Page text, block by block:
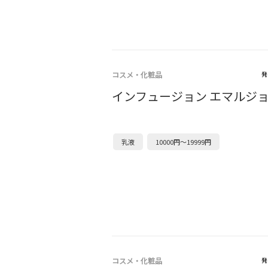
コスメ・化粧品
インフュージョン エマルジ
乳液 10000円～19999円
コスメ・化粧品